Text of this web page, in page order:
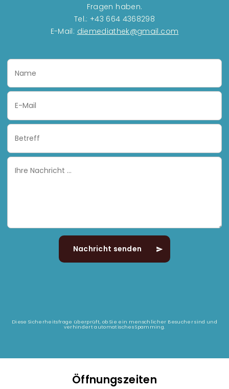
Fragen haben.
Tel.: +43 664 4368298
E-Mail: diemediathek@gmail.com
Name
Email
Subject
Ihre
Nachricht
Diese Sicherheitsfrage überprüft, ob Sie ein menschlicher Besucher sind und
verhindert automatisches Spamming.
Öffnungszeiten